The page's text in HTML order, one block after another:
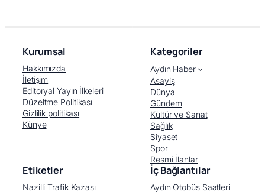
Kurumsal
Hakkımızda
İletişim
Editoryal Yayın İlkeleri
Düzeltme Politikası
Gizlilik politikası
Künye
Kategoriler
Aydın Haber
Asayiş
Dünya
Gündem
Kültür ve Sanat
Sağlık
Siyaset
Spor
Resmi İlanlar
Etiketler
Nazilli Trafik Kazası
İç Bağlantılar
Aydın Otobüs Saatleri